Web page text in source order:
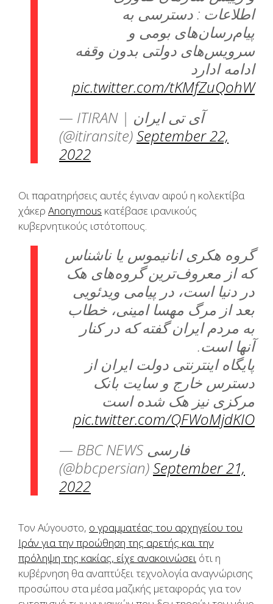
اطلاعات : دسترسی به
پیام‌رسان‌های بومی و
سرویس‌های دولتی بدون وقفه
ادامه ادارد
pic.twitter.com/tKMfZuQohW
— ITIRAN | آی تی ایران
(@itiransite)September 22,
2022
Οι παρατηρήσεις αυτές έγιναν αφού η κολεκτίβα
χάκερ Anonymous κατέβασε ιρανικούς
κυβερνητικούς ιστότοπους.
گروه هکری انانیموس یا ناشناس
که از معروف‌ترین گروه‌های هک
در دنیا است، در پیامی ویدئویی
بعد از مرگ مهسا امینی، خطاب
به مردم ایران گفته‌ که در کنار
آنها است.
پایگاه اینترنتی دولت ایران از
دسترس خارج و سایت بانک
مرکزی نیز هک شده است
pic.twitter.com/QFWoMjdKIO
— BBC NEWS فارسی
(@bbcpersian)September 21,
2022
Τον Αύγουστο, ο γραμματέας του αρχηγείου του
Ιράν για την προώθηση της αρετής και την
πρόληψη της κακίας, είχε ανακοινώσει ότι η
κυβέρνηση θα αναπτύξει τεχνολογία αναγνώρισης
προσώπου στα μέσα μαζικής μεταφοράς για τον